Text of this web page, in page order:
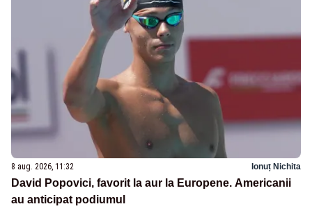
8 aug. 2026, 11:32 Ionuț Nichita
David Popovici, favorit la aur la Europene. Americanii
au anticipat podiumul